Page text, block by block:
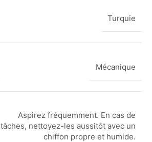
Turquie
Mécanique
Aspirez fréquemment. En cas de
tâches, nettoyez-les aussitôt avec un
chiffon propre et humide.